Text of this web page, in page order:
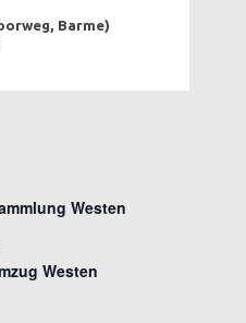
Barme)
Westen
Westen